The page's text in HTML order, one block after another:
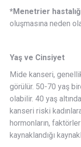
*Menetrier
oluşmasına neden
Yaş ve Cinsiyet
Mide kanseri,
görülür. 50-70 yaş
olabilir. 40 yaş
kanseri riski
hormonların,
kaynaklandığı